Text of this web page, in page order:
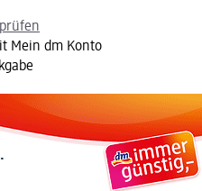
Mein dm Konto